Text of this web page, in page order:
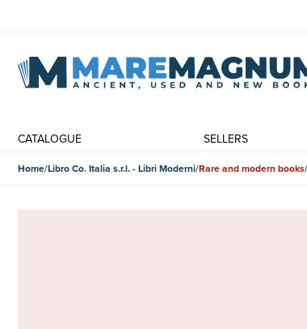
CATALOGUE SELLERS
Home Libro Co. Italia s.r.l. - Libri Moderni Rare and modern books